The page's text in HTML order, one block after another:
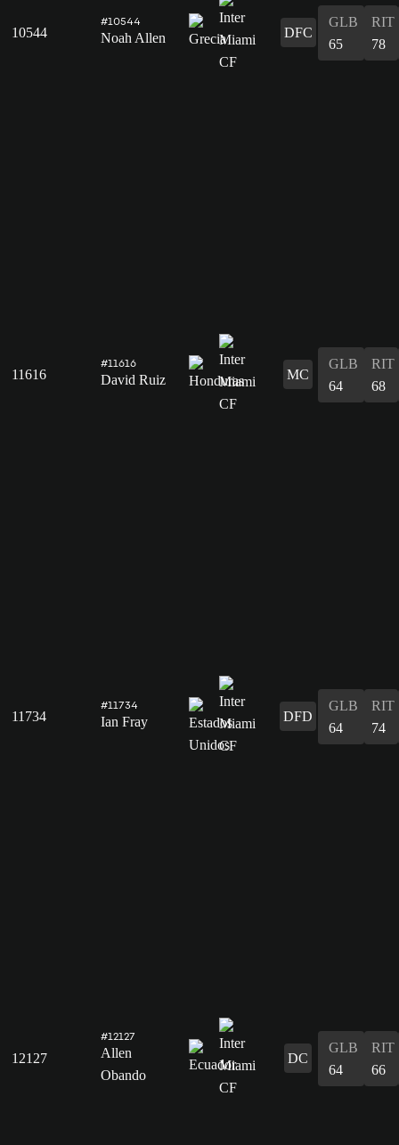
10544
#10544
Noah Allen DFC
GLB
65
RIT
78
11616
#11616
David Ruiz MC
GLB
64
RIT
68
11734
#11734
Ian Fray DFD
GLB
64
RIT
74
12127
#12127
Allen
Obando
DC
GLB
64
RIT
66